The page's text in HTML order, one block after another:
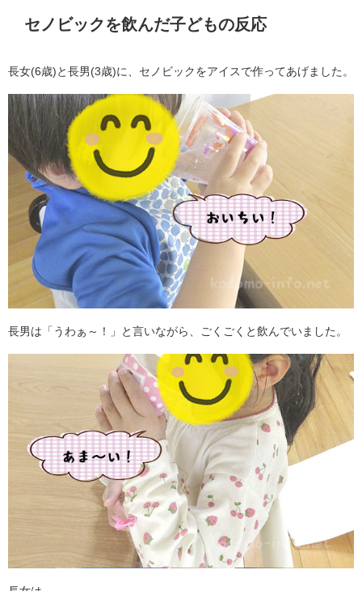
セノビックを飲んだ子どもの反応
長女(6歳)と長男(3歳)に、セノビックをアイスで作ってあげました。
長男は「うわぁ～！」と言いながら、ごくごくと飲んでいました。